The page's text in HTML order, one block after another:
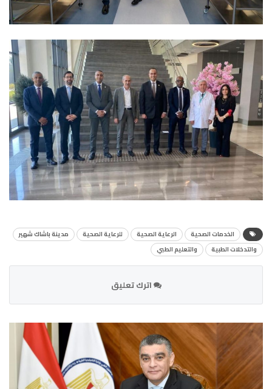
الخدمات الصحية الرعاية الصحية للرعاية الصحية
مدينة باشاك شهير
والتدخلات الطبية
والتعليم الطبي
اترك تعليق